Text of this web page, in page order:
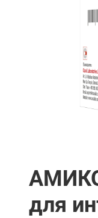
для